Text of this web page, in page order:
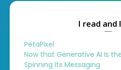
I read and
PetaPixel
Now that Generative AI Is
Spinning Its Messaging